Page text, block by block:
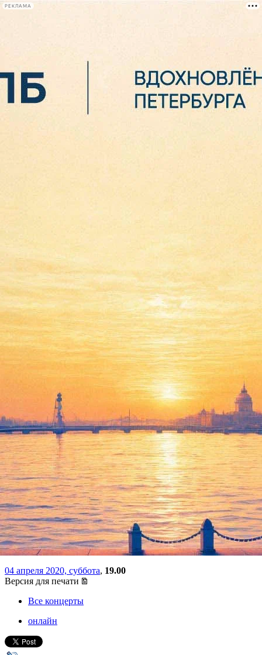
РЕКЛАМА
Сегодня:
«Песняры» #безантракта
споют про Вологду и
Беловежскую пущу в прямом
эфиреc из Минска
04 апреля 2020, суббота, 19.00
Версия для печати
Все концерты
онлайн